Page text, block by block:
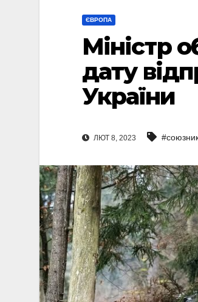
ЄВРОПА
Міністр
дату
України
ЛЮТ 8, 2023